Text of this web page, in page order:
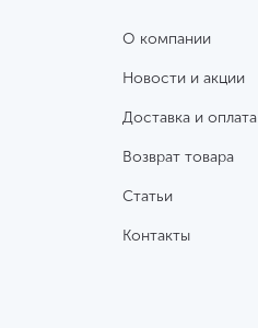
О компании
Новости и акции
Доставка и оплата
Возврат товара
Статьи
Контакты